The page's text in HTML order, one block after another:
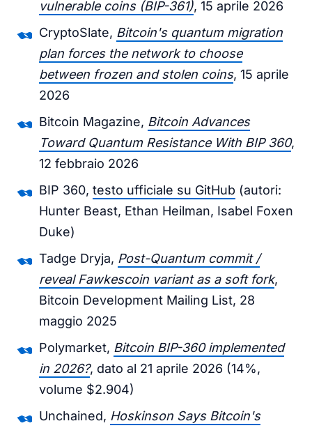
vulnerable coins (BIP-361), 15 aprile 2026
CryptoSlate, Bitcoin's quantum migration
plan forces the network to choose
between frozen and stolen coins, 15 aprile
2026
Bitcoin Magazine, Bitcoin Advances
Toward Quantum Resistance With BIP 360,
12 febbraio 2026
BIP 360, testo ufficiale su GitHub (autori:
Hunter Beast, Ethan Heilman, Isabel Foxen
Duke)
Tadge Dryja, Post-Quantum commit /
reveal Fawkescoin variant as a soft fork,
Bitcoin Development Mailing List, 28
maggio 2025
Polymarket, Bitcoin BIP-360 implemented
in 2026?, dato al 21 aprile 2026 (14%,
volume $2.904)
Unchained, Hoskinson Says Bitcoin's